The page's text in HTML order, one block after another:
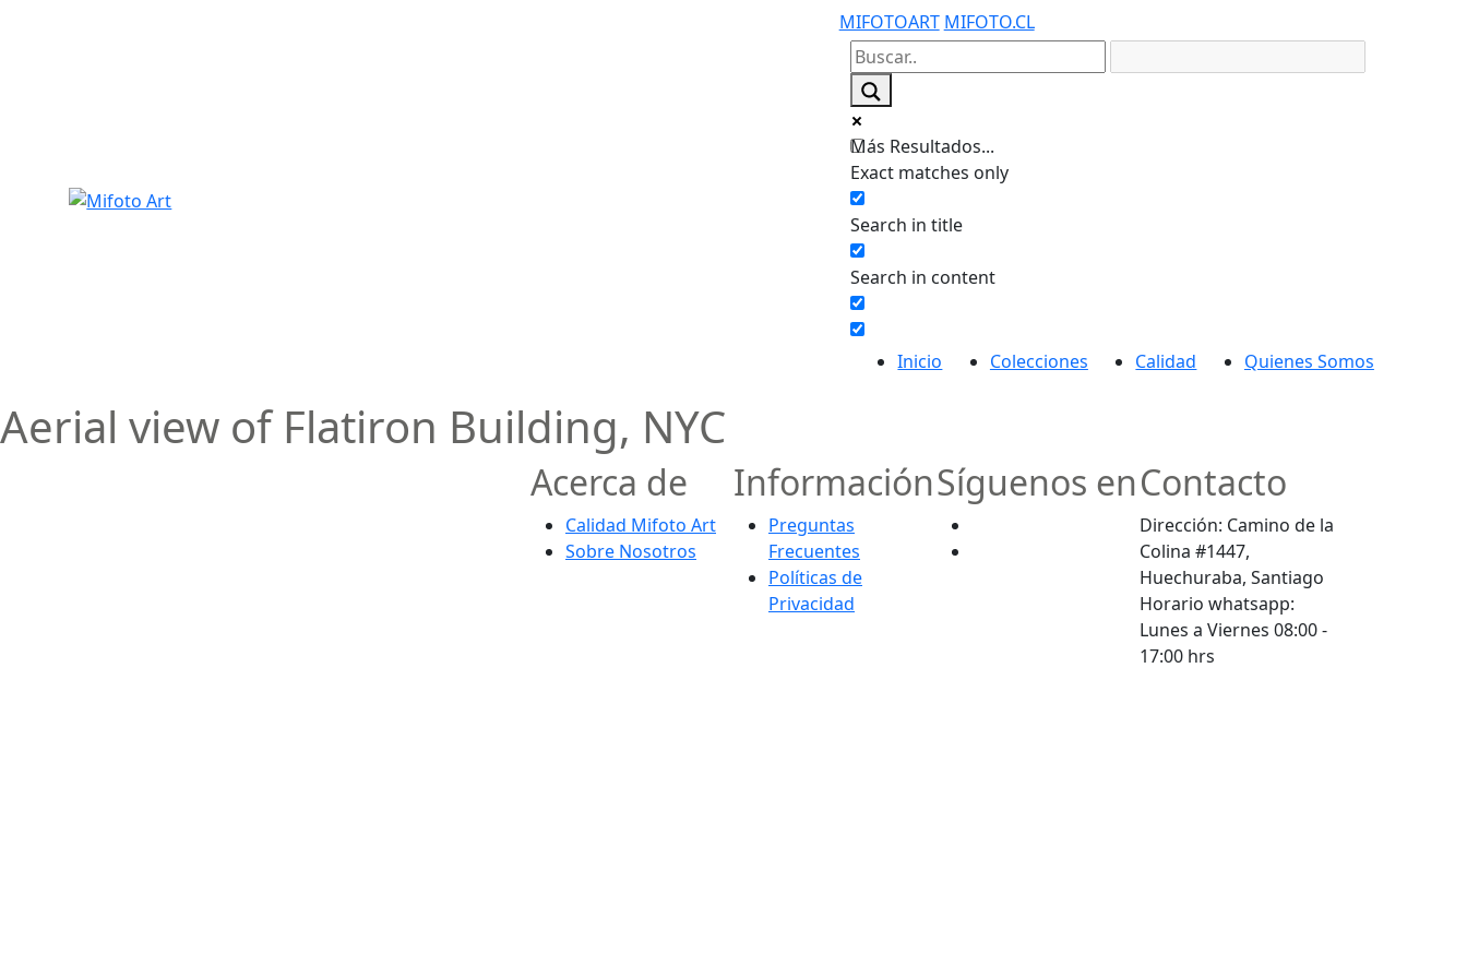
MIFOTOART MIFOTO.CL
Más Resultados...
Exact matches only
Search in title
Search in content
Inicio Colecciones Calidad Quienes Somos
Aerial view of Flatiron Building, NYC
Acerca de
Calidad Mifoto Art
Sobre Nosotros
Información
Preguntas
Frecuentes
Políticas de
Privacidad
Síguenos enContacto
Dirección: Camino de la
Colina #1447,
Huechuraba, Santiago
Horario whatsapp:
Lunes a Viernes 08:00 -
17:00 hrs